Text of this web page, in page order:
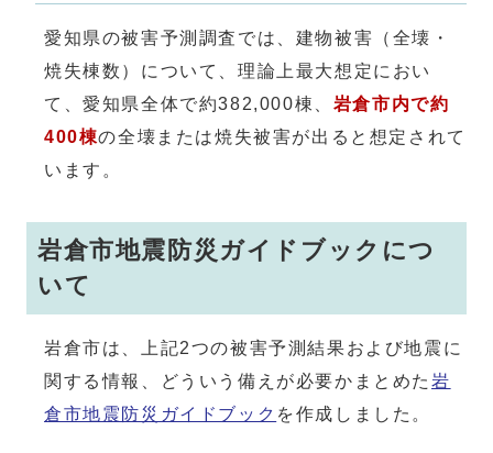
愛知県の被害予測調査では、建物被害（全壊・
焼失棟数）について、理論上最大想定におい
て、愛知県全体で約382,000棟、 岩倉市内で約
400棟の全壊または焼失被害が出ると想定されて
います。
岩倉市地震防災ガイドブックにつ
いて
岩倉市は、上記2つの被害予測結果および地震に
関する情報、どういう備えが必要かまとめた 岩
倉市地震防災ガイドブック を作成しました。